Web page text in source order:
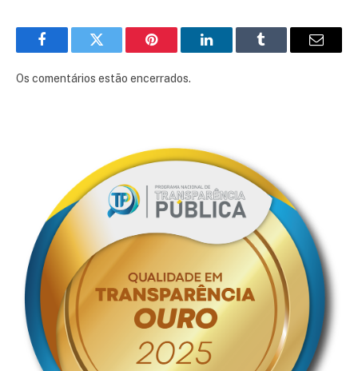
FacebookTwitter Pinterest LinkedInTumblr
E-
Os comentários estão encerrados.